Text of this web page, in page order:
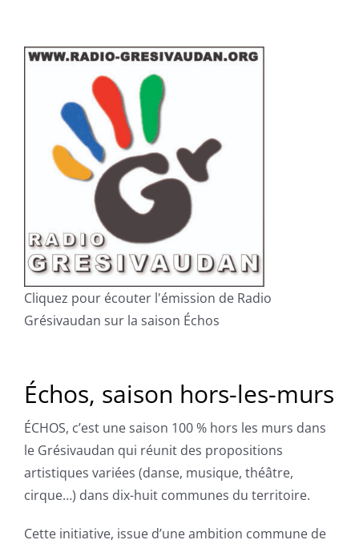
Cliquez pour écouter l'émission de Radio
Grésivaudan sur la saison Échos
Échos, saison hors-les-murs
ÉCHOS, c’est une saison 100 % hors les murs dans
le Grésivaudan qui réunit des propositions
artistiques variées (danse, musique, théâtre,
cirque…) dans dix-huit communes du territoire.
Cette initiative, issue d’une ambition commune de